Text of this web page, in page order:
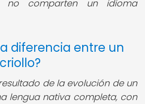
no comparten un idioma
diferencia entre un
de la evolución de un
lengua nativa completa, con